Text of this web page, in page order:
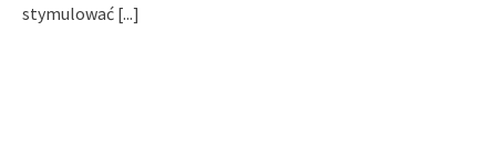
stymulować [...]